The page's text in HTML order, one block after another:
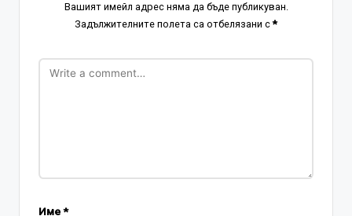
Вашият имейл адрес няма да бъде публикуван.
Задължителните полета са отбелязани с*
Име*